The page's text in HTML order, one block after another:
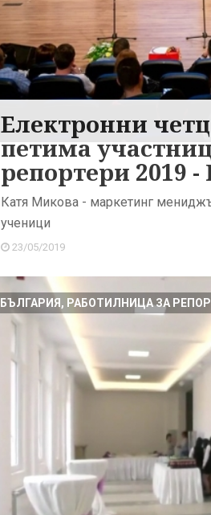
Електронни
петима
репортери 2019
Катя Микова - маркетинг
ученици
23/05/2019
БЪЛГАРИЯ, РАБОТИЛНИЦА ЗА